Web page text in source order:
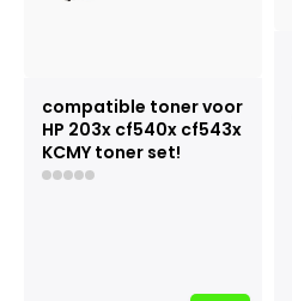
compatible toner voor
HP 203x cf540x cf543x
KCMY toner set!